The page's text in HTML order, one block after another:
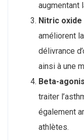
augmentant
Nitric
améliorent
délivrance
ainsi à une
Beta-
traiter
également
athlètes.